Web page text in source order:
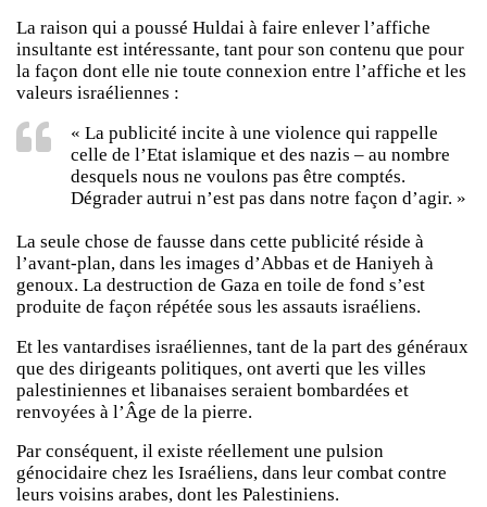
La raison qui a poussé Huldai à faire enlever l’affiche
insultante est intéressante, tant pour son contenu que pour
la façon dont elle nie toute connexion entre l’affiche et les
valeurs israéliennes :
« La publicité incite à une violence qui rappelle
celle de l’Etat islamique et des nazis – au nombre
desquels nous ne voulons pas être comptés.
Dégrader autrui n’est pas dans notre façon d’agir. »
La seule chose de fausse dans cette publicité réside à
l’avant-plan, dans les images d’Abbas et de Haniyeh à
genoux. La destruction de Gaza en toile de fond s’est
produite de façon répétée sous les assauts israéliens.
Et les vantardises israéliennes, tant de la part des généraux
que des dirigeants politiques, ont averti que les villes
palestiniennes et libanaises seraient bombardées et
renvoyées à l’Âge de la pierre.
Par conséquent, il existe réellement une pulsion
génocidaire chez les Israéliens, dans leur combat contre
leurs voisins arabes, dont les Palestiniens.